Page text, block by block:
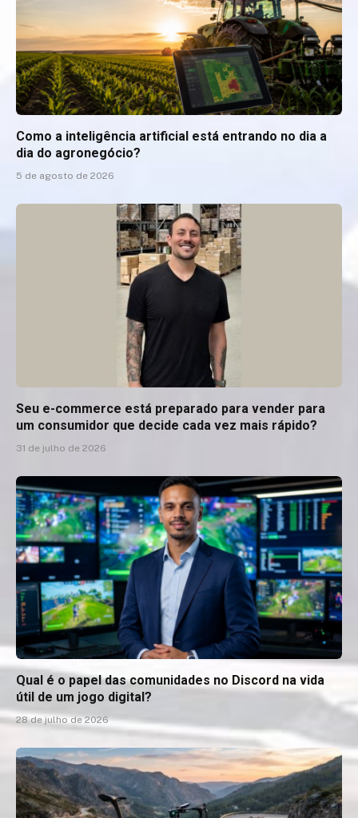
Como a inteligência artificial está entrando no dia a
dia do agronegócio?
5 de agosto de 2026
Seu e-commerce está preparado para vender para
um consumidor que decide cada vez mais rápido?
31 de julho de 2026
Qual é o papel das comunidades no Discord na vida
útil de um jogo digital?
28 de julho de 2026